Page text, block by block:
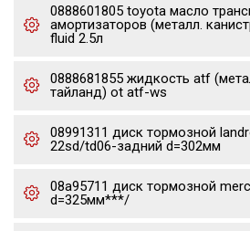
0888601805 toyota масло
амортизаторов (металл.
fluid 2.5л
0888681855 жидкость atf
тайланд) ot atf-ws
08991311 диск тормозной
22sd/td06-задний d=302мм
08a95711 диск тормозной
d=325мм***/